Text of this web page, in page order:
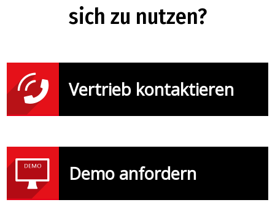
sich zu nutzen?
Vertrieb kontaktieren
Demo anfordern